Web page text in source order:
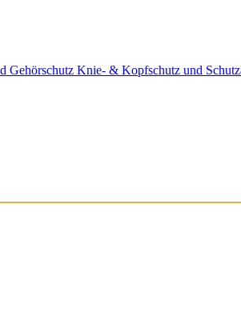
Gehörschutz Knie- & Kopfschutz und